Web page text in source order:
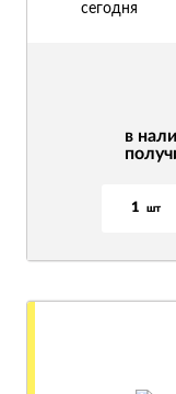
в
1 шт
сегодня